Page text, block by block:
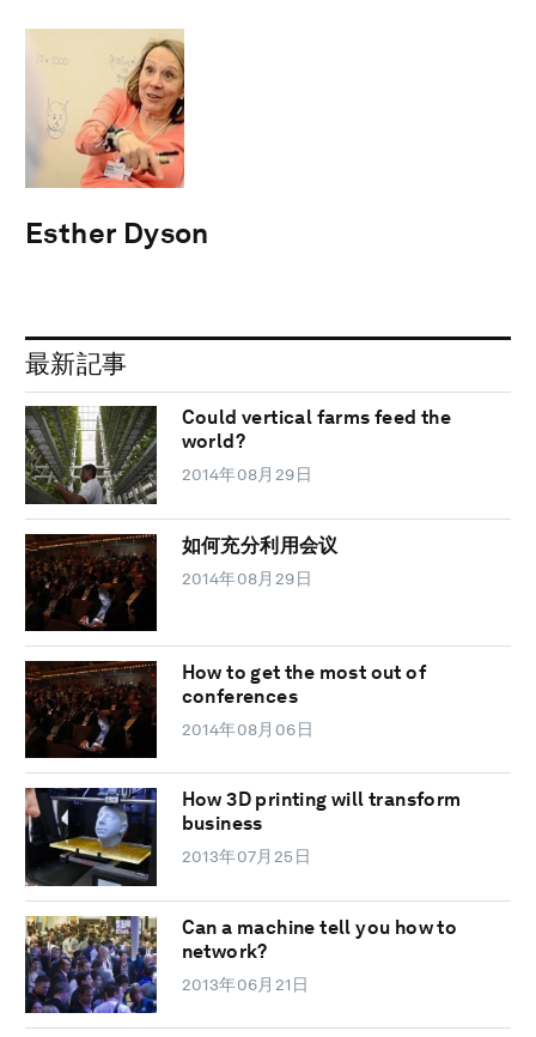
Esther Dyson
最新記事
Could vertical farms feed the
world?
2014年08月29日
如何充分利用会议
2014年08月29日
How to get the most out of
conferences
2014年08月06日
How 3D printing will transform
business
2013年07月25日
Can a machine tell you how to
network?
2013年06月21日